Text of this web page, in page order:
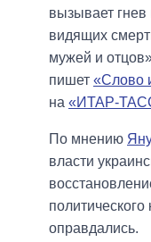
вызывает гнев
видящих
мужей и
пишет «Слово
на «ИТАР-
По мнению
власти
оправдались.